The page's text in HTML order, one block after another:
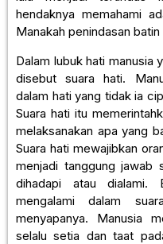
hendaknya memahami
Manakah penindasan
Dalam lubuk hati manusia
disebut suara hati.
dalam hati yang tidak ia
Suara hati itu
melaksanakan apa yang
Suara hati mewajibkan
menjadi tanggung jawab
dihadapi atau dialami.
mengalami dalam
menyapanya. Manusia
selalu setia dan taat